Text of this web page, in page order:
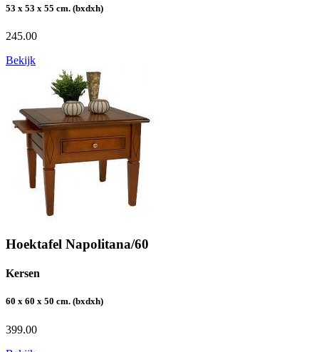
53 x 53 x 55 cm. (bxdxh)
245.00
Bekijk
Hoektafel Napolitana/60
Kersen
60 x 60 x 50 cm. (bxdxh)
399.00